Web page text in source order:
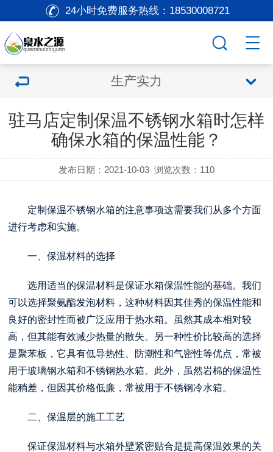
24小时免费服务热线： 18530008721
生产实力
驻马店定制保温不锈钢水箱时怎样
确保水箱的保温性能？
发布日期：2021-10-03 浏览次数： 110
定制保温不锈钢水箱的注意事项这需要我们从多个方面
进行考虑和实施。
一、保温材料的选择
选用适当的保温材料是保证水箱保温性能的基础。我们
可以选择聚氨酯发泡材料，这种材料因其佳秀的保温性能和
良好的密封性而被广泛应用于热水箱。虽然其成本相对较
高，但其能有效减少热量的散失。另一种性价比较高的选择
是聚苯板，它具有低导热性、防潮性和气密性等优点，常被
用于玻璃钢水箱和不锈钢热水箱。此外，虽然岩棉的保温性
能稍差，但因其价格低廉，常被用于不锈钢冷水箱。
二、保温层的施工工艺
保证保温材料与水箱外壁紧密贴合是提高保温效果的关